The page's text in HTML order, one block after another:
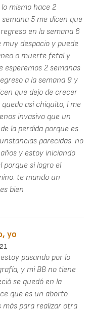
mismo hace 2
5 me dicen que
en la semana 6
despacio y puede
o muerte fetal y
esperemos 2 semanas
a la semana 9 y
que dejo de crecer
asi chiquito, l me
invasivo que un
la perdida porque es
parecidas. no
y estoy iniciando
porque si logro el
te mando un
bien
yo
pasando por lo
y mi BB no tiene
se quedó en la
que es un aborto
más para realizar otra